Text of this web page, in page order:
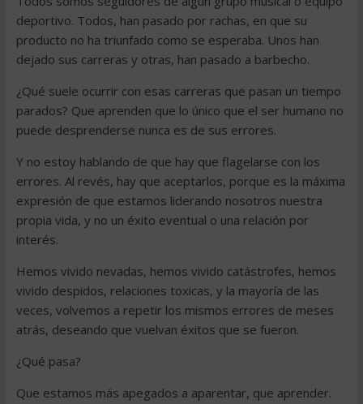
deportivo. Todos, han pasado por rachas, en que su
producto no ha triunfado como se esperaba. Unos han
dejado sus carreras y otras, han pasado a barbecho.
¿Qué suele ocurrir con esas carreras que pasan un tiempo
parados? Que aprenden que lo único que el ser humano no
puede desprenderse nunca es de sus errores.
Y no estoy hablando de que hay que flagelarse con los
errores. Al revés, hay que aceptarlos, porque es la máxima
expresión de que estamos liderando nosotros nuestra
propia vida, y no un éxito eventual o una relación por
interés.
Hemos vivido nevadas, hemos vivido catástrofes, hemos
vivido despidos, relaciones toxicas, y la mayoría de las
veces, volvemos a repetir los mismos errores de meses
atrás, deseando que vuelvan éxitos que se fueron.
¿Qué pasa?
Que estamos más apegados a aparentar, que aprender.